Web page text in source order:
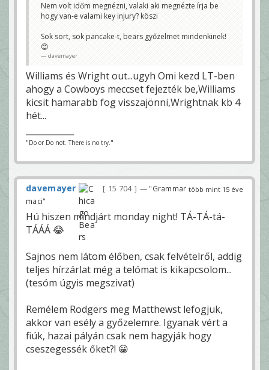
Nem volt időm megnézni, valaki aki megnézte írja be
hogy van-e valami key injury? köszi
Sok sört, sok pancake-t, bears győzelmet mindenkinek!
😊
davemayer
Williams és Wright out...ugyh Omi kezd LT-ben
ahogy a Cowboys meccset fejezték be,Williams
kicsit hamarabb fog visszajönni,Wrightnak kb 4
hét...
"Do or Do not. There is no try."
több mint 15 éve
davemayer 15 704
— "Grammar
maci"
Hú hiszen mindjárt monday night! TÁ-TÁ-tá-
TÁÁÁ 😂
Sajnos nem látom élőben, csak felvételről, addig
teljes hírzárlat még a telómat is kikapcsolom...
(tesóm úgyis megszivat)
Remélem Rodgers meg Matthewst lefogjuk,
akkor van esély a győzelemre. Igyanak vért a
fiúk, hazai pályán csak nem hagyják hogy
cseszegessék őket?! 😀